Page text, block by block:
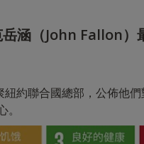
涵（John Fallon）
約聯合國總部，公佈他